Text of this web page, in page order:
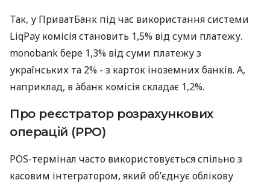
Так, у ПриватБанк під час використання системи
LiqPay комісія становить 1,5% від суми платежу.
monobank бере 1,3% від суми платежу з
українських та 2% - з карток іноземних банків. А,
наприклад, в àбанк комісія складає 1,2%.
Про реєстратор розрахункових
операцій (РРО)
POS-термінал часто використовується спільно з
касовим інтегратором, який об’єднує облікову